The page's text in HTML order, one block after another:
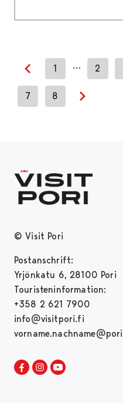
Previous page
1 … 2
7 8
© Visit Pori
Postanschrift:
Yrjönkatu 6, 28100 Pori
Touristeninformation:
+358 2 621 7900
info@visitpori.fi
Visit Pori in Facebook
Opens in a new tab
Visit Pori in
Opens in a new tab